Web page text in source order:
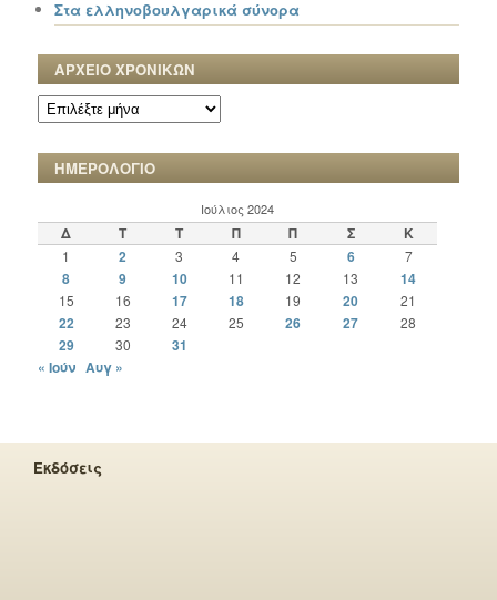
Στα ελληνοβουλγαρικά σύνορα
ΑΡΧΕΙΟ ΧΡΟΝΙΚΩΝ
ΑΡΧΕΙΟ
ΧΡΟΝΙΚΩΝ
ΗΜΕΡΟΛΟΓΙΟ
Ιούλιος 2024
Δ Τ Τ Π Π Σ Κ
1 2 3 4 5 6 7
8 9 10 11 12 13 14
15 16 17 18 19 20 21
22 23 24 25 26 27 28
29 30
31
« Ιούν Αυγ »
Εκδόσεις